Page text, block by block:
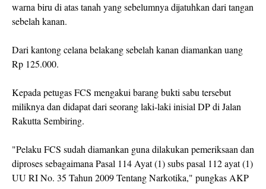
warna biru di atas tanah yang sebelumnya dijatuhkan dari tangan
sebelah kanan.
Dari kantong celana belakang sebelah kanan diamankan uang
Rp 125.000.
Kepada petugas FCS mengakui barang bukti sabu tersebut
miliknya dan didapat dari seorang laki-laki inisial DP di Jalan
Rakutta Sembiring.
"Pelaku FCS sudah diamankan guna dilakukan pemeriksaan dan
diproses sebagaimana Pasal 114 Ayat (1) subs pasal 112 ayat (1)
UU RI No. 35 Tahun 2009 Tentang Narkotika," pungkas AKP